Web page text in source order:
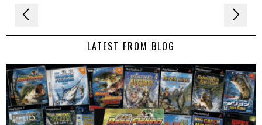
Navigation
de LATEST FROM BLOG